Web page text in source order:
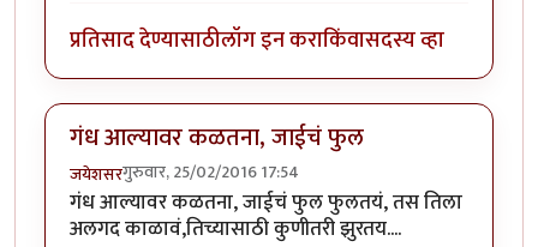
प्रतिसाद देण्यासाठीलॉग इन कराकिंवासदस्य व्हा
गंध आल्यावर कळतना, जाईचं फुल
जयेशसरगुरुवार, 25/02/2016 17:54
गंध आल्यावर कळतना, जाईचं फुल फुलतयं, तस तिला
अलगद काळावं,तिच्यासाठी कुणीतरी झुरतय....